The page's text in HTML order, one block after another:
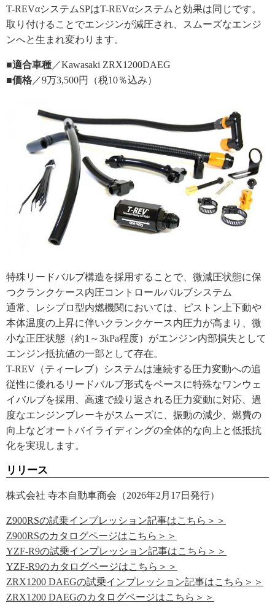
T-REVαシステムSPはT-REVαシステムと効果は同じです。
取り付けることでエンジンが減圧され、スムーズなエンジ
ンへと生まれ変わります。
■適合車種 ／Kawasaki ZRX1200DAEG
■価格 ／9万3,500円（税10％込み）
特殊リードバルブ構造を採用することで、微減圧状態に保
つクランクケース内圧コントロールバルブシステム
通常、レシプロ型内燃機関においては、ピストン上下動や
本体温度の上昇に伴いクランクケース内圧力が高まり、微
小な正圧状態（約1～3kPa程度）がエンジン内部損失として
エンジン抵抗値の一部として存在。
T-REV（ティーレブ）システムは連続する圧力変動への追
従性に優れるリードバルブ形式をベースに特殊なワンウェ
イバルブを採用、高速で繰り返される圧力変動に対応、過
度なエンジンブレーキがスムーズに、振動の減少、燃費の
向上などオートバイライディングの全体的な向上と低抵抗
化を実現します。
リリース
株式会社 寺本自動車商会（2026年2月17日発行）
Z900RSの試乗インプレッション記事はこちら＞＞
Z900RSのカタログページはこちら＞＞
YZF-R9の試乗インプレッション記事はこちら＞＞
YZF-R9のカタログページはこちら＞＞
ZRX1200 DAEGの試乗インプレッション記事はこちら＞＞
ZRX1200 DAEGのカタログページはこちら＞＞